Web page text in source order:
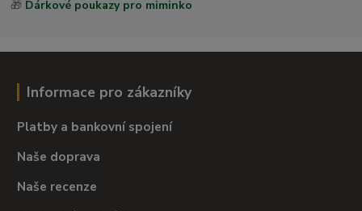
🎁 Dárkové poukazy pro miminko
Informace pro zákazníky
Platby a bankovní spojení
Naše doprava
Naše recenze